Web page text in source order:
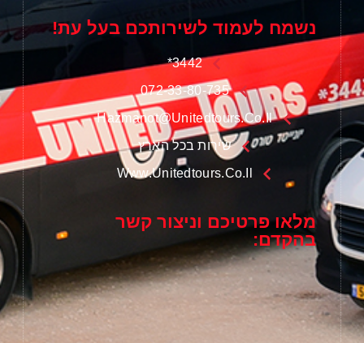
נשמח לעמוד לשירותכם בעל עת!
3442*
072-33-80-735
Hazmanot@unitedtours.co.il
שירות בכל הארץ
Www.unitedtours.co.il
מלאו פרטיכם וניצור קשר
בהקדם: